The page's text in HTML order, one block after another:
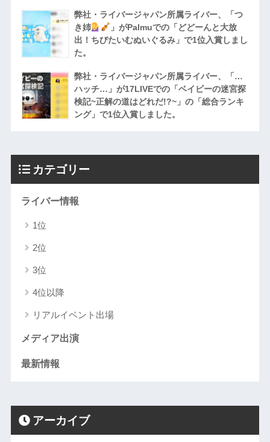
弊社・ライバージャパン所属ライバー、「つ
き姉
」がPalmuでの「どどーんと大放
出！ちびたいむぬいぐるみ」で1位入賞しまし
た。
弊社・ライバージャパン所属ライバー、「…
ハッチ…」が17LIVEでの「ベイビーの迷宮探
検記~正解の道はどれだ!?~」の「総合ランキ
ング」で1位入賞しました。
カテゴリー
ライバー情報
1位
2位
3位
4位以降
リアルイベント出場
メディア出演
最新情報
アーカイブ